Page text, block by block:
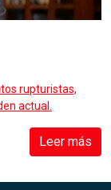
rupturistas,
actual.
Leer más